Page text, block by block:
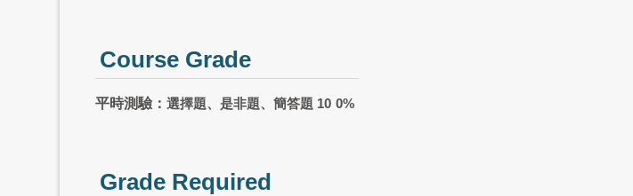
Course Grade
平時測驗： 選擇題、是非題、簡答題 10 0%
Grade Required